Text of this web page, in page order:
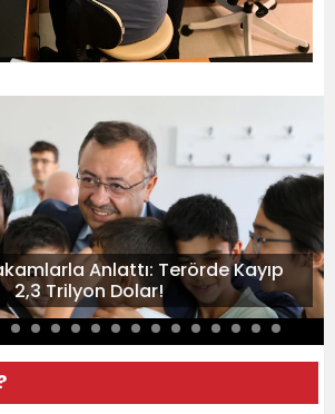
Anlattı: Terörde Kayıp
2,3 Trilyon Dolar!